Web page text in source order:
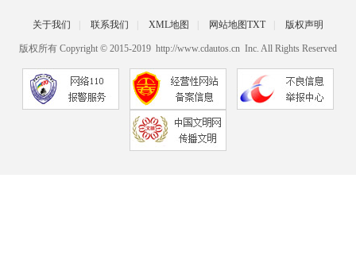
关于我们 联系我们 XML地图 网站地图TXT 版权声明
版权所有 Copyright © 2015-2019 http://www.cdautos.cn Inc. All Rights Reserved